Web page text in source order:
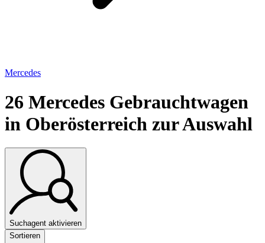
Mercedes
26 Mercedes Gebrauchtwagen
in Oberösterreich zur Auswahl
Suchagent aktivieren
Sortieren